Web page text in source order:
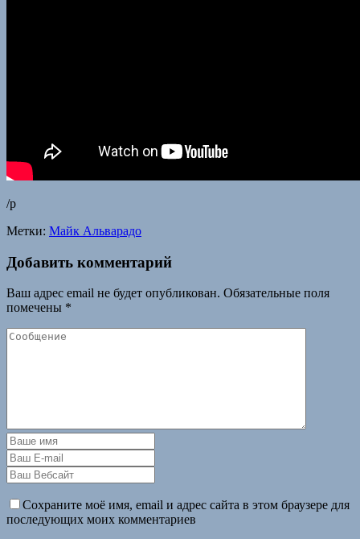
/p
Метки: Майк Альварадо
Добавить комментарий
Ваш адрес email не будет опубликован. Обязательные поля
помечены *
Сохраните моё имя, email и адрес сайта в этом браузере для
последующих моих комментариев